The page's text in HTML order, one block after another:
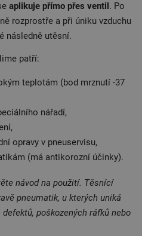
aplikuje přímo přes ventil . Po
rozprostře a při úniku vzduchu
následně utěsní.
patří:
teplotám (bod mrznutí -37
nářadí,
opravy v pneuservisu,
(má antikorozní účinky).
návod na použití. Těsnící
pneumatik, u kterých uniká
poškozených ráfků nebo